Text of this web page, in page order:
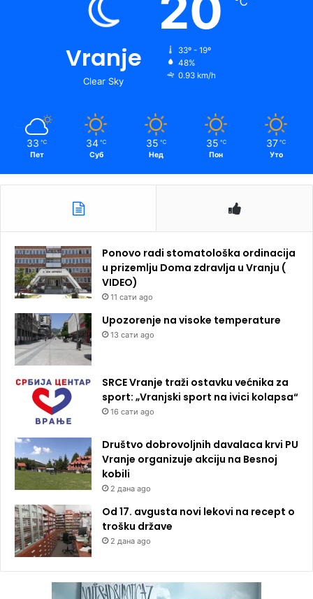
Vranje
Clear Sky
33º - 19º
48%
0.93 km/h
33 ℃
Пет
34 ℃
Суб
35 ℃
Нед
35 ℃
Пон
37 ℃
Уто
Ponovo radi stomatološka ordinacija
u prizemlju Doma zdravlja u Vranju (
VIDEO)
11 сати ago
Upozorenje na visoke temperature
13 сати ago
SRCE Vranje traži ostavku većnika za
sport: „Vranjski sport na ivici kolapsa“
16 сати ago
Društvo dobrovoljnih davalaca krvi PU
Vranje organizuje akciju na Besnoj
kobili
2 дана ago
Od 17. avgusta novi lekovi na recept o
trošku države
2 дана ago